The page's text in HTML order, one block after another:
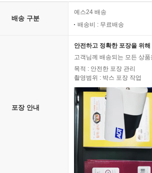
배송 구분
예스24 배송
배송비 : 무료배송
포장 안내
안전하고 정확한 포장을 위
고객님께 배송되는 모든 상
목적 : 안전한 포장 관리
촬영범위 : 박스 포장 작업